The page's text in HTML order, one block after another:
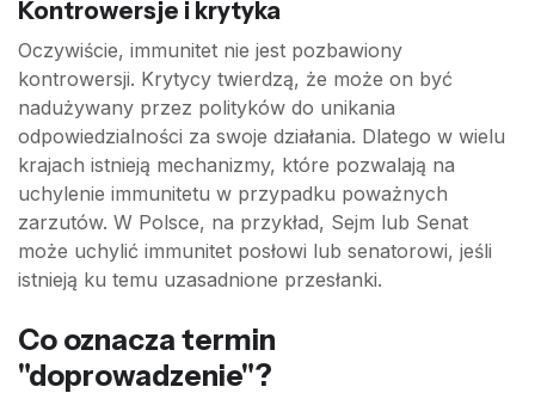
Kontrowersje i krytyka
Oczywiście, immunitet nie jest pozbawiony
kontrowersji. Krytycy twierdzą, że może on być
nadużywany przez polityków do unikania
odpowiedzialności za swoje działania. Dlatego w wielu
krajach istnieją mechanizmy, które pozwalają na
uchylenie immunitetu w przypadku poważnych
zarzutów. W Polsce, na przykład, Sejm lub Senat
może uchylić immunitet posłowi lub senatorowi, jeśli
istnieją ku temu uzasadnione przesłanki.
Co oznacza termin
"doprowadzenie"?